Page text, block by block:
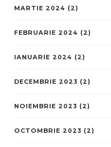
MARTIE 2024 (2)
FEBRUARIE 2024 (2)
IANUARIE 2024 (2)
DECEMBRIE 2023 (2)
NOIEMBRIE 2023 (2)
OCTOMBRIE 2023 (2)